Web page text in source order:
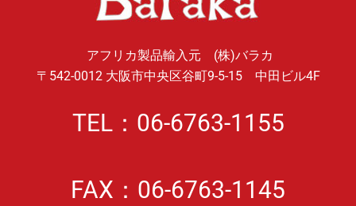
アフリカ製品輸入元 (株)バラカ
〒542-0012 大阪市中央区谷町9-5-15 中田ビル4F
TEL：06-6763-1155
FAX：06-6763-1145